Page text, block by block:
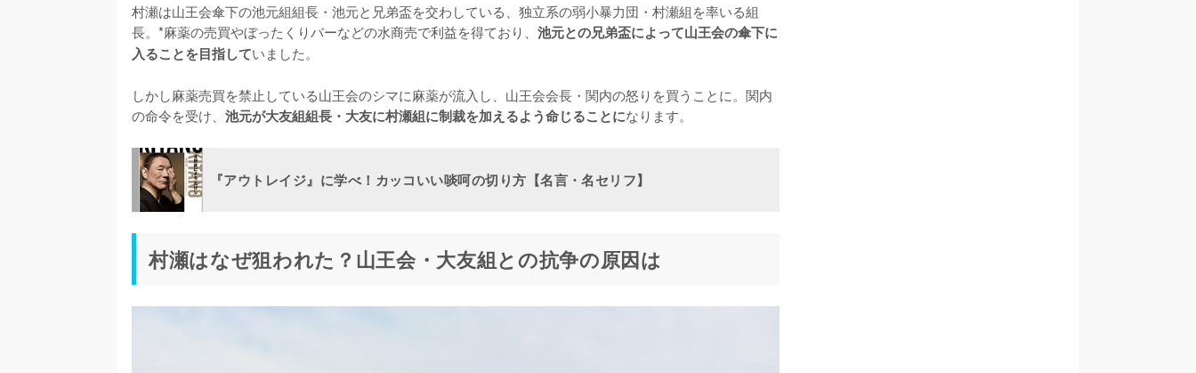
村瀬は山王会傘下の池元組組長・池元と兄弟盃を交わしている、独立系の弱小暴力団・村瀬組を率いる組
長。*麻薬の売買やぼったくりバーなどの水商売で利益を得ており、 池元との兄弟盃によって山王会の傘下に
入ることを目指していました。
しかし麻薬売買を禁止している山王会のシマに麻薬が流入し、山王会会長・関内の怒りを買うことに。関内
の命令を受け、 池元が大友組組長・大友に村瀬組に制裁を加えるよう命じることになります。
『アウトレイジ』に学べ！カッコいい啖呵の切り方【名言・名セリフ】
村瀬はなぜ狙われた？山王会・大友組との抗争の原因は